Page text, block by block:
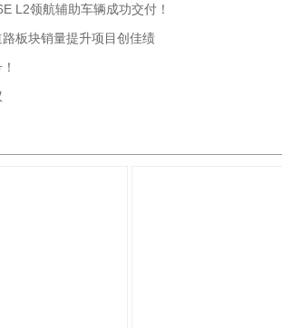
L2领航辅助车辆成功交付！
板块销量提升项目创佳绩